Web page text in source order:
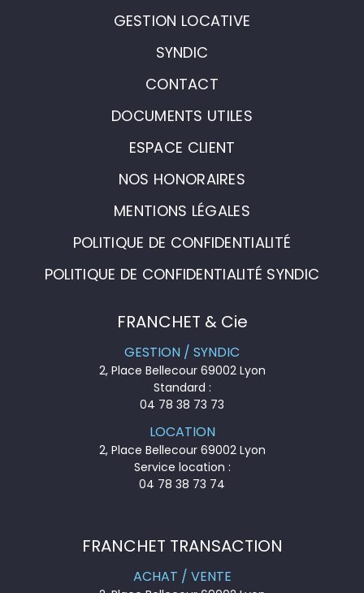
GESTION LOCATIVE
SYNDIC
CONTACT
DOCUMENTS UTILES
ESPACE CLIENT
NOS HONORAIRES
MENTIONS LÉGALES
POLITIQUE DE CONFIDENTIALITÉ
POLITIQUE DE CONFIDENTIALITÉ SYNDIC
FRANCHET & Cie
GESTION / SYNDIC
2, Place Bellecour 69002 Lyon
Standard :
04 78 38 73 73
LOCATION
2, Place Bellecour 69002 Lyon
Service location :
04 78 38 73 74
FRANCHET TRANSACTION
ACHAT / VENTE